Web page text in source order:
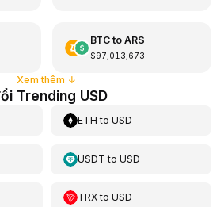
BTCto ARS
$97,013,673
Xem thêm ↓
Trending USD
ETH toUSD
USDT toUSD
TRXtoUSD